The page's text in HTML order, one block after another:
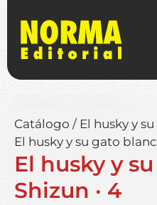
Catálogo / El husky y
El husky y su gato
El husky y
Shizun · 4